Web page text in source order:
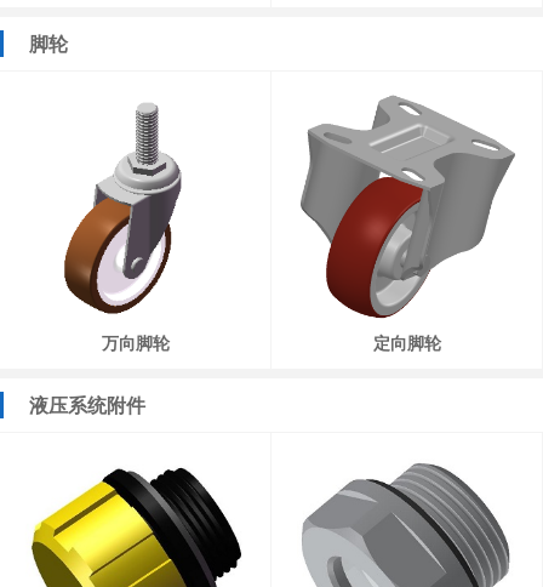
脚轮
万向脚轮 定向脚轮
液压系统附件